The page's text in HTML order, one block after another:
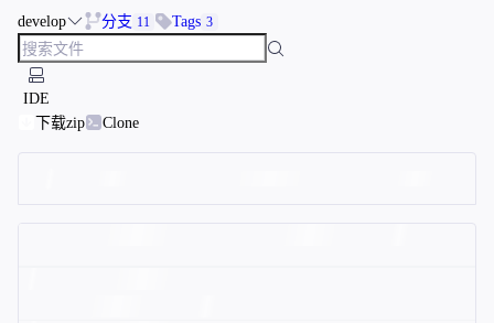
develop 分支 11 Tags 3
IDE
下载zip
Clone